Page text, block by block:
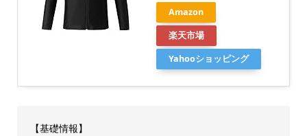
Amazon
楽天市場
Yahooショッピング
【基礎情報】